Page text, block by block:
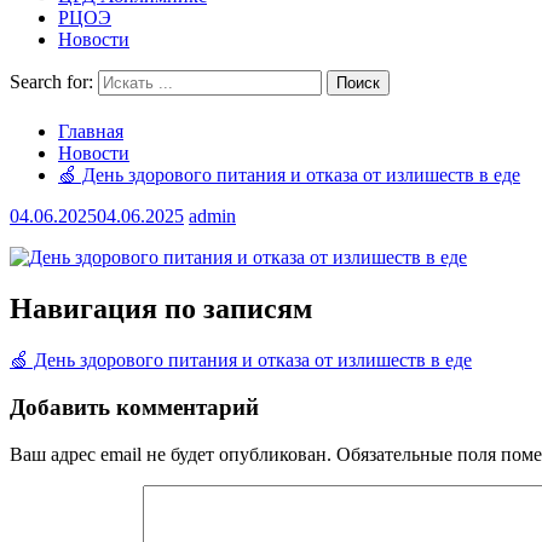
РЦОЭ
Новости
Search for:
Главная
Новости
🍏 День здорового питания и отказа от излишеств в еде
04.06.202504.06.2025 admin
Навигация по записям
🍏 День здорового питания и отказа от излишеств в еде
Добавить комментарий
Ваш адрес email не будет опубликован. Обязательные поля